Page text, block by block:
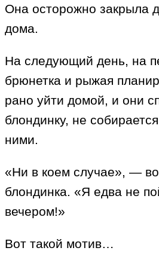
Она осторожно закрыла
дома.
На следующий день, на
брюнетка и рыжая
рано уйти домой, и они
блондинку, не
ними.
«Ни в коем случае», —
блондинка. «Я едва не
вечером!»
Вот такой мотив…